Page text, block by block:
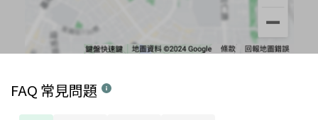
FAQ 常見問題